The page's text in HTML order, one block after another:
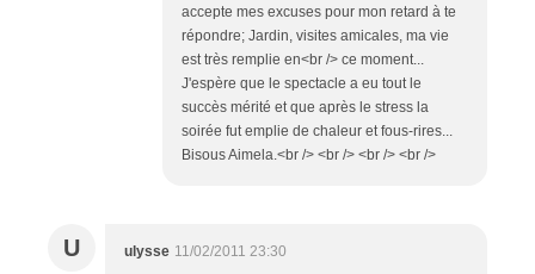
accepte mes excuses pour mon retard à te
répondre; Jardin, visites amicales, ma vie
est très remplie en<br /> ce moment...
J'espère que le spectacle a eu tout le
succès mérité et que après le stress la
soirée fut emplie de chaleur et fous-rires...
Bisous Aimela.<br /> <br /> <br /> <br />
U ulysse 11/02/2011 23:30